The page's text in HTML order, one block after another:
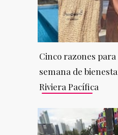
Cinco razones
semana de
Riviera Pacífica